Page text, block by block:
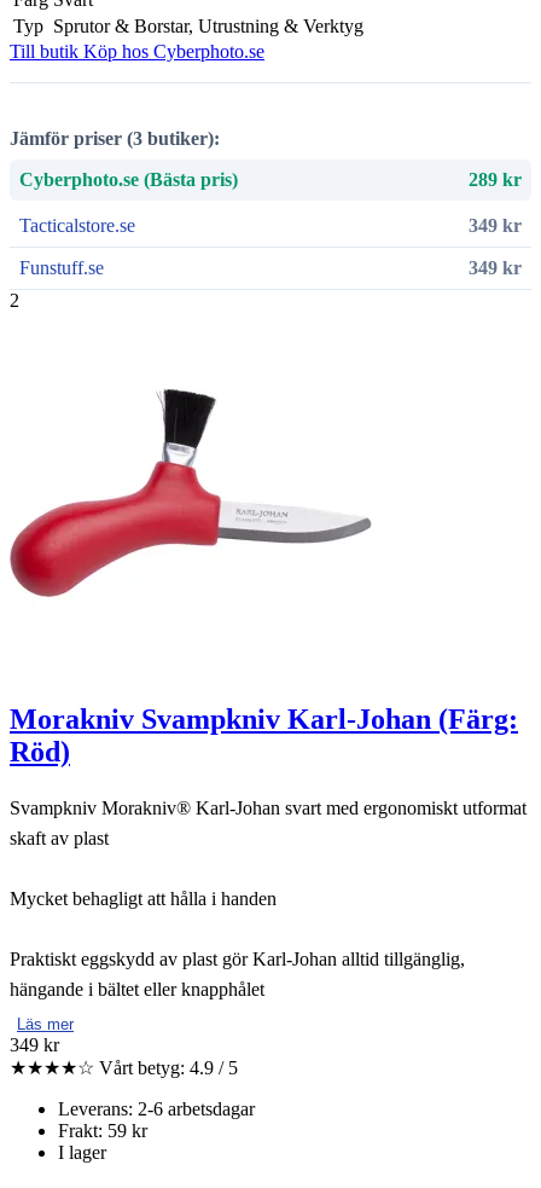
Typ Sprutor & Borstar, Utrustning & Verktyg
Till butik Köp hos Cyberphoto.se
Jämför priser (3 butiker):
Cyberphoto.se (Bästa pris)
289 kr
Tacticalstore.se 349 kr
Funstuff.se
349 kr
2
Morakniv Svampkniv Karl-Johan (Färg:
Röd)
Svampkniv Morakniv® Karl-Johan svart med ergonomiskt utformat
skaft av plast
Mycket behagligt att hålla i handen
Praktiskt eggskydd av plast gör Karl-Johan alltid tillgänglig,
hängande i bältet eller knapphålet
Läs mer
349 kr
★★★★☆ Vårt betyg: 4.9 / 5
Leverans: 2-6 arbetsdagar
Frakt: 59 kr
I lager